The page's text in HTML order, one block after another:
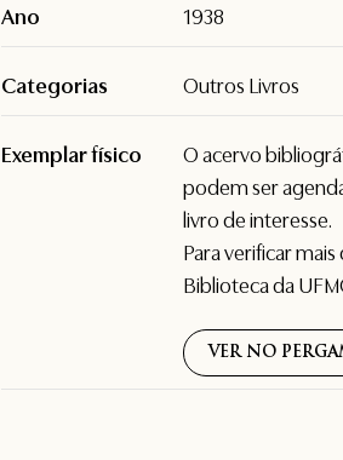
Ano 1938
Categorias Outros Livros
Exemplar físico
O acervo
podem ser
livro de interesse.
Para verificar
Biblioteca da
VER NO